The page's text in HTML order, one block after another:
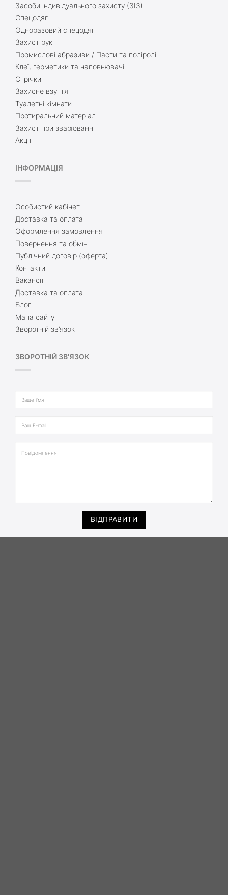
Засоби індивідуального захисту (ЗІЗ)
Спецодяг
Одноразовий спецодяг
Захист рук
Промислові абразиви / Пасти та поліролі
Клеї, герметики та наповнювачі
Стрічки
Захисне взуття
Туалетні кімнати
Протиральний матеріал
Захист при зварюванні
Акції
ІНФОРМАЦІЯ
Особистий кабінет
Доставка та оплата
Оформлення замовлення
Повернення та обмін
Публічний договір (оферта)
Контакти
Вакансії
Доставка та оплата
Блог
Мапа сайту
Зворотній зв’язок
ЗВОРОТНІЙ ЗВ'ЯЗОК
ВІДПРАВИТИ